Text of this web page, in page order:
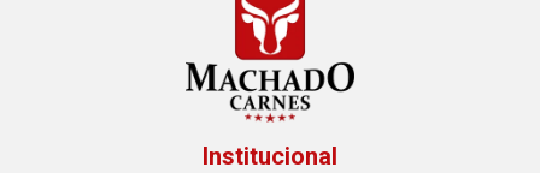
Institucional